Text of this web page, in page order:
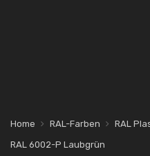
Home RAL-Farben RAL
RAL 6002-P Laubgrün